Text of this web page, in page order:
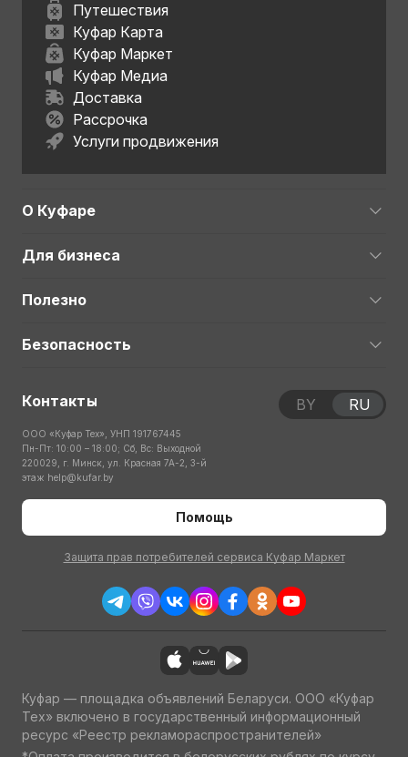
Путешествия
Куфар Карта
Куфар Маркет
Куфар Медиа
Доставка
Рассрочка
Услуги продвижения
О Куфаре
Для бизнеса
Полезно
Безопасность
Контакты
ООО «Куфар Тех», УНП 191767445
Пн-Пт: 10:00 – 18:00; Сб, Вс: Выходной
220029, г. Минск, ул. Красная 7А-2, 3-й
этаж help@kufar.by
Помощь
Защита прав потребителей сервиса Куфар Маркет
BY RU
Куфар — площадка объявлений Беларуси. ООО «Куфар
Тех» включено в государственный информационный
ресурс «Реестр рекламораспространителей»